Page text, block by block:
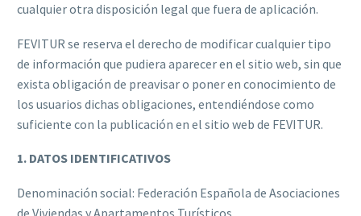
cualquier otra disposición legal que fuera de aplicación.
FEVITUR se reserva el derecho de modificar cualquier tipo
de información que pudiera aparecer en el sitio web, sin que
exista obligación de preavisar o poner en conocimiento de
los usuarios dichas obligaciones, entendiéndose como
suficiente con la publicación en el sitio web de FEVITUR.
1. DATOS IDENTIFICATIVOS
Denominación social: Federación Española de Asociaciones
de Viviendas y Apartamentos Turísticos